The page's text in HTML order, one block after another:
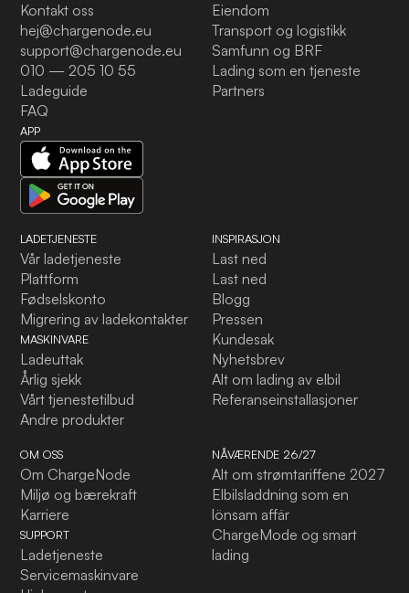
Kontakt oss
hej@chargenode.eu
support@chargenode.eu
010 — 205 10 55
Ladeguide
FAQ
APP
Eiendom
Transport og logistikk
Samfunn og BRF
Lading som en tjeneste
Partners
LADETJENESTE
Vår ladetjeneste
Plattform
Fødselskonto
Migrering av ladekontakter
MASKINVARE
Ladeuttak
Årlig sjekk
Vårt tjenestetilbud
Andre produkter
INSPIRASJON
Last ned
Last ned
Blogg
Pressen
Kundesak
Nyhetsbrev
Alt om lading av elbil
Referanseinstallasjoner
OM OSS
Om ChargeNode
Miljø og bærekraft
Karriere
SUPPORT
Ladetjeneste
Servicemaskinvare
NÅVÆRENDE 26/27
Alt om strømtariffene 2027
Elbilsladdning som en
lönsam affär
ChargeMode og smart
lading